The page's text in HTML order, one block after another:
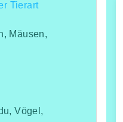
Tierart
Mäusen,
Vögel,